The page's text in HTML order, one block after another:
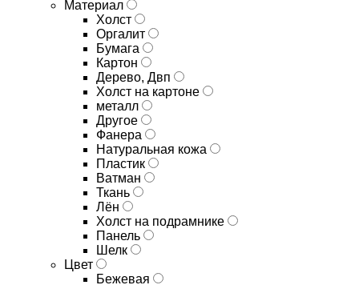
Материал
Холст
Оргалит
Бумага
Картон
Дерево, Двп
Холст на картоне
металл
Другое
Фанера
Натуральная кожа
Пластик
Ватман
Ткань
Лён
Холст на подрамнике
Панель
Шелк
Цвет
Бежевая